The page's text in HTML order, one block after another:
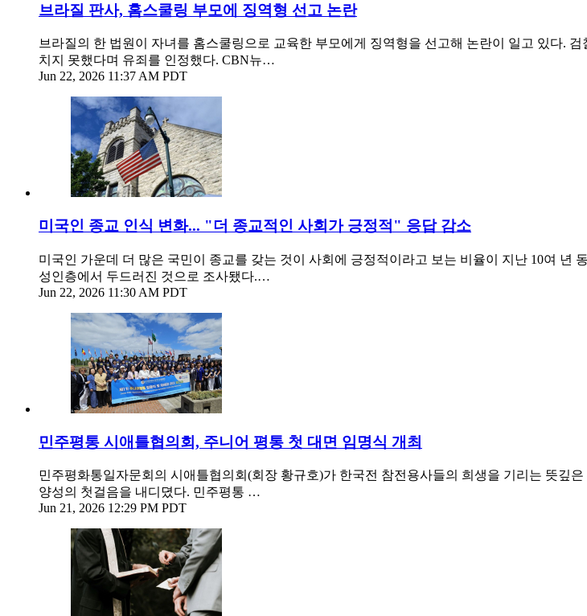
브라질 판사, 홈스쿨링 부모에 징역형 선고 논란
브라질의 한 법원이 자녀를 홈스쿨링으로 교육한 부모에게 징역형을 선고해 논란이 일고 있다.
치지 못했다며 유죄를 인정했다. CBN뉴…
Jun 22, 2026 11:37 AM PDT
미국인 종교 인식 변화... "더 종교적인 사회가 긍정적" 응답 감소
미국인 가운데 더 많은 국민이 종교를 갖는 것이 사회에 긍정적이라고 보는 비율이 지난 10여 년
성인층에서 두드러진 것으로 조사됐다.…
Jun 22, 2026 11:30 AM PDT
민주평통 시애틀협의회, 주니어 평통 첫 대면 임명식 개최
민주평화통일자문회의 시애틀협의회(회장 황규호)가 한국전 참전용사들의 희생을 기리는 뜻깊
양성의 첫걸음을 내디뎠다. 민주평통 …
Jun 21, 2026 12:29 PM PDT